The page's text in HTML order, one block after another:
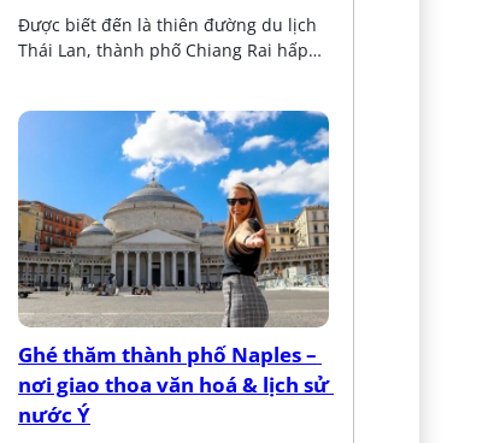
Được biết đến là thiên đường du lịch
Thái Lan, thành phố Chiang Rai hấp…
Ghé thăm thành phố Naples –
nơi giao thoa văn hoá & lịch sử
nước Ý